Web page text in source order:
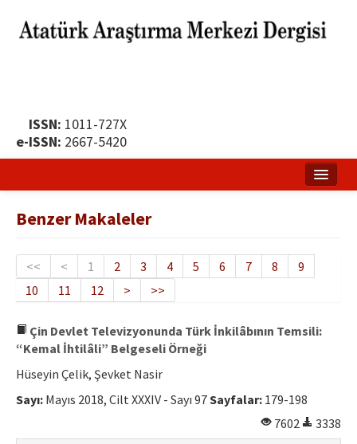
ISSN: 1011-727X
e-ISSN: 2667-5420
Yayın Politikası
Dergi Kurulları
Yayın İlkeleri
Yazar Rehberi
Benzer Makaleler
<< < 1 2 3 4 5 6 7 8
9
10
11 12 > >>
Çin Devlet Televizyonunda Türk İnkilâbının Temsili:
“Kemal İhtilâli” Belgeseli Örneği
Hüseyin Çelik, Şevket Nasir
Sayı: Mayıs 2018, Cilt XXXIV - Sayı 97Sayfalar: 179-198
7602
3338